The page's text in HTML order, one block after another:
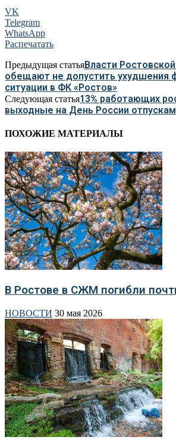
VK
Telegram
WhatsApp
Распечатать
Предыдущая статьяВласти
обещают не допустить ухудшения
ситуации в ФК «Ростов»
Следующая статья13% работающих
выходные на День России
ПОХОЖИЕ МАТЕРИАЛЫ
В Ростове в СЖМ погибли
НОВОСТИ 30 мая 2026